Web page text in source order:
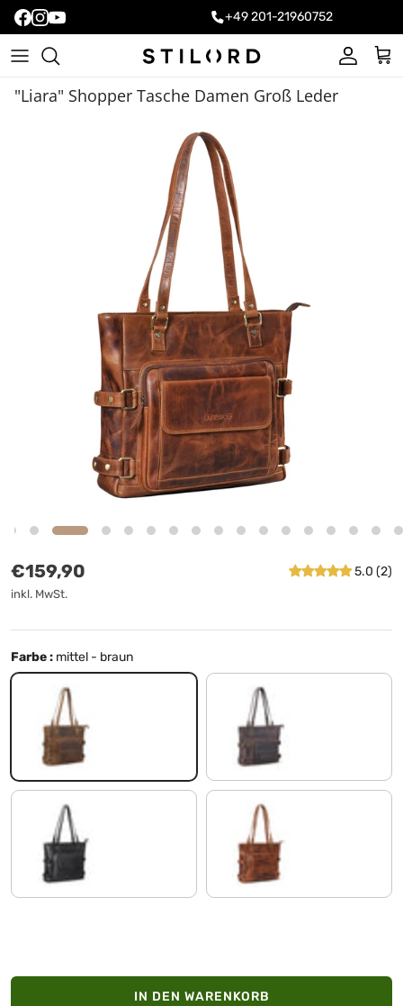
+49 201-21960752
Konto
"Liara" Shopper Tasche Damen Groß Leder
Normaler Preis
€159,90
inkl. MwSt.
5.0 (2)
Farbe : mittel - braun
mittel - braun dunkel - braun
schwarz kara - cognac
IN DEN WARENKORB